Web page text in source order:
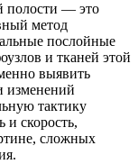
полости — это
метод
послойные
и тканей этой
выявить
изменений
тактику
и скорость,
сложных